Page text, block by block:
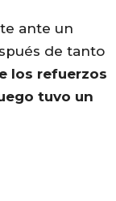
ante un
de tanto
los refuerzos
tuvo un